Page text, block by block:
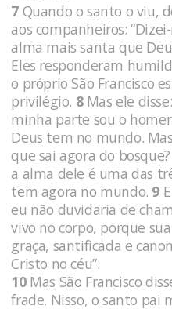
7 Quando o santo o viu,
aos companheiros:
alma mais santa que
Eles responderam
o próprio São Francisco
privilégio. 8 Mas ele
minha parte sou o
Deus tem no mundo.
que sai agora do
a alma dele é uma das
tem agora no mundo. 9
eu não duvidaria de
vivo no corpo, porque
graça, santificada e
Cristo no céu”.
10Mas São Francisco
frade. Nisso, o santo pai